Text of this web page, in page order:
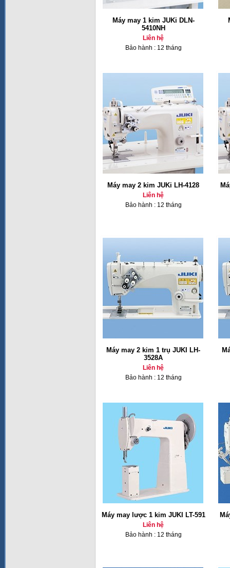
Máy may 1 kim JUKi DLN-
5410NH
Liên hệ
Bảo hành : 12 tháng
Máy may 2 kim JUKi LH-4128
Liên hệ
Bảo hành : 12 tháng
Máy may 2 kim 1 trụ JUKI LH-
3528A
Liên hệ
Bảo hành : 12 tháng
Máy may lược 1 kim JUKI LT-591
Liên hệ
Bảo hành : 12 tháng